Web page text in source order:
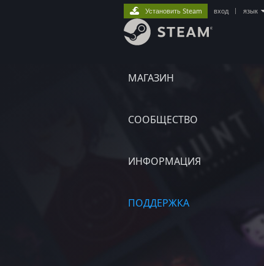
МАГАЗИН
СООБЩЕСТВО
ИНФОРМАЦИЯ
ПОДДЕРЖКА
Установить Steam вход язык